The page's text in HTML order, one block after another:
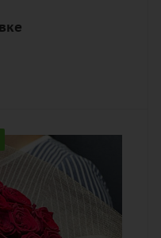
чайный